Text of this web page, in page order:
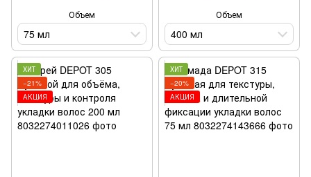
Объем
75 мл
Объем
400 мл
ХИТ
−21%
АКЦИЯ
ХИТ
−20%
АКЦИЯ